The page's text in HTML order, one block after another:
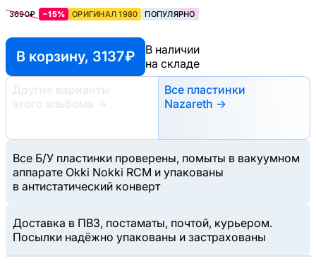
3690₽ −15% ОРИГИНАЛ 1980 ПОПУЛЯРНО
В корзину, 3137 ₽
В наличии
на складе
Другие варианты
этого альбома
→
Все пластинки
Nazareth →
Все Б/У пластинки проверены, помыты в вакуумном
аппарате Okki Nokki RCM и упакованы
в антистатический конверт
Доставка в ПВЗ, постаматы, почтой, курьером.
Посылки надёжно упакованы и застрахованы